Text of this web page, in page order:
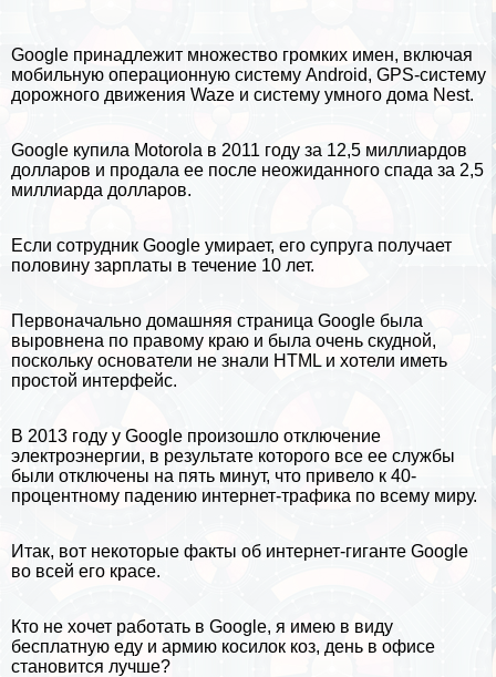
Google принадлежит множество громких имен, включая
мобильную операционную систему Android, GPS-систему
дорожного движения Waze и систему умного дома Nest.
Google купила Motorola в 2011 году за 12,5 миллиардов
долларов и продала ее после неожиданного спада за 2,5
миллиарда долларов.
Если сотрудник Google умирает, его супруга получает
половину зарплаты в течение 10 лет.
Первоначально домашняя страница Google была
выровнена по правому краю и была очень скудной,
поскольку основатели не знали HTML и хотели иметь
простой интерфейс.
В 2013 году у Google произошло отключение
электроэнергии, в результате которого все ее службы
были отключены на пять минут, что привело к 40-
процентному падению интернет-трафика по всему миру.
Итак, вот некоторые факты об интернет-гиганте Google
во всей его красе.
Кто не хочет работать в Google, я имею в виду
бесплатную еду и армию косилок коз, день в офисе
становится лучше?